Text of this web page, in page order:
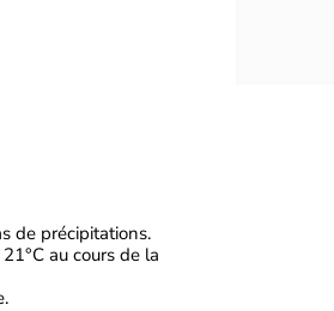
de précipitations.
au cours de la